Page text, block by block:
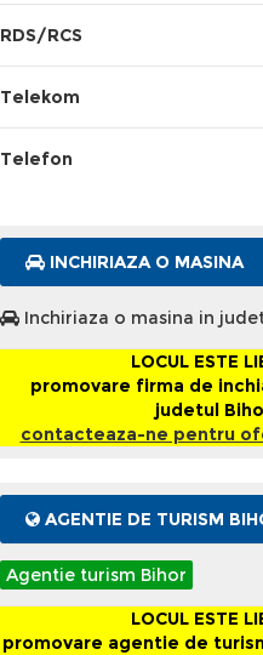
RDS/RCS
Telekom
Telefon
INCHIRIAZA O MASINA
Inchiriaza o masina in
LOCUL ESTE
promovare firma de
judetul
contacteaza-ne pentru
AGENTIE DE TURISM
Agentie turism Bihor
LOCUL ESTE
promovare agentie de